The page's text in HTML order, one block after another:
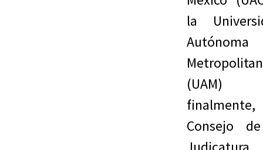
la
Autónoma
(UAM)
Consejo